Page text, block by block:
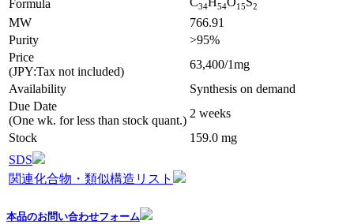
Formula
34 54 15 2
MW
766.91
Purity
>95%
Price
(JPY:Tax not included)
63,400/1mg
Availability
Synthesis on demand
Due Date
(One wk. for less than stock quant.)
2 weeks
Stock
159.0 mg
SDS
関連化合物・類似構造リスト
本品のお問い合わせフォーム